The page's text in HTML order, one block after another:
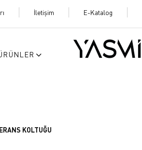
İletişim E-Katalog
KOLTUĞU